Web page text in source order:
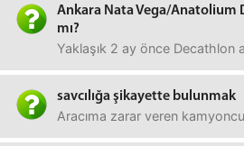
Ankara Nata Vega/Anatolium
mı?
Yaklaşık 2 ay önce Decathlon
savcılığa şikayette bulunmak
Aracıma zarar veren